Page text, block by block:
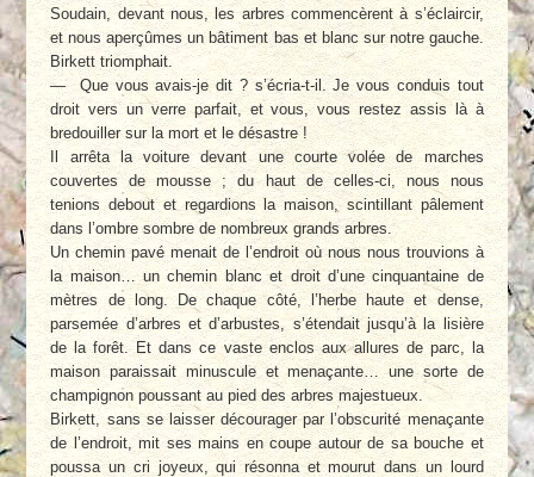
Soudain, devant nous, les arbres commencèrent à s’éclaircir,
et nous aperçûmes un bâtiment bas et blanc sur notre gauche.
Birkett triomphait.
— Que vous avais-je dit ? s’écria-t-il. Je vous conduis tout
droit vers un verre parfait, et vous, vous restez assis là à
bredouiller sur la mort et le désastre !
Il arrêta la voiture devant une courte volée de marches
couvertes de mousse ; du haut de celles-ci, nous nous
tenions debout et regardions la maison, scintillant pâlement
dans l’ombre sombre de nombreux grands arbres.
Un chemin pavé menait de l’endroit où nous nous trouvions à
la maison… un chemin blanc et droit d’une cinquantaine de
mètres de long. De chaque côté, l’herbe haute et dense,
parsemée d’arbres et d’arbustes, s’étendait jusqu’à la lisière
de la forêt. Et dans ce vaste enclos aux allures de parc, la
maison paraissait minuscule et menaçante… une sorte de
champignon poussant au pied des arbres majestueux.
Birkett, sans se laisser décourager par l’obscurité menaçante
de l’endroit, mit ses mains en coupe autour de sa bouche et
poussa un cri joyeux, qui résonna et mourut dans un lourd